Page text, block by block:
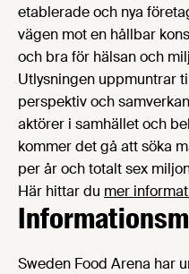
etablerade och nya
vägen mot en hållbar
och bra för hälsan och
Utlysningen uppmuntrar
perspektiv och
aktörer i samhället och
kommer det gå att söka
per år och totalt sex
Här hittar du mer
Sweden Food Arena har